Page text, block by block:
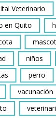
Veterinario
en Quito
niños
perro
vacunación